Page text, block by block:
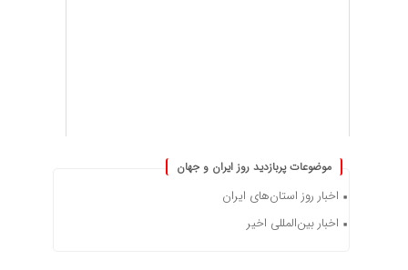
موضوعات پربازدید روز ایران و جهان
اخبار روز استان‌های ایران
اخبار بین‌المللی اخیر